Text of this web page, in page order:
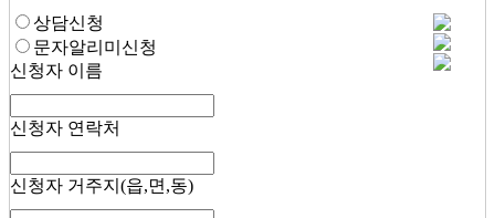
상담신청
문자알리미신청
신청자 이름
신청자 연락처
신청자 거주지(읍,면,동)